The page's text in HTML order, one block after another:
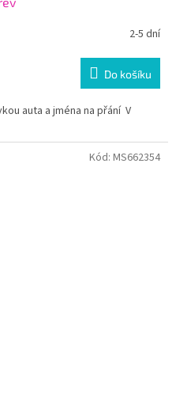
2-5 dní
Do košíku
auta a jména na přání V
Kód: MS662354